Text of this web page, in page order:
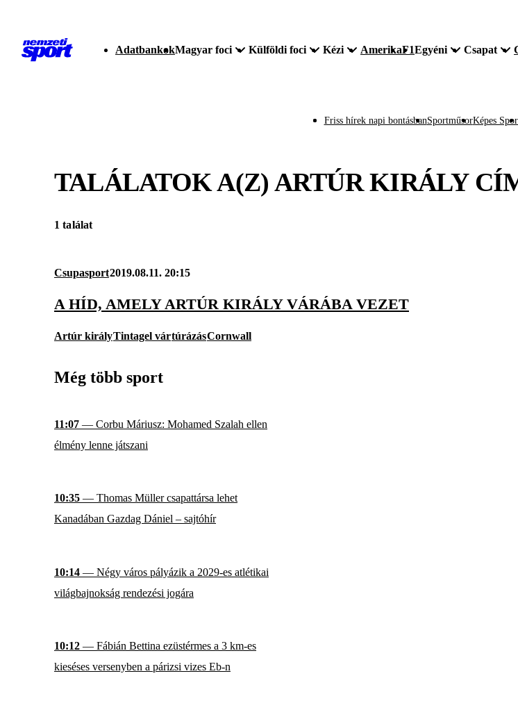
AdatbankokMagyar foci Külföldi foci Kézi AmerikaF1Egyéni Csapat
Friss hírek napi bontásbanSportműsorKépes
TALÁLATOK A(Z) ARTÚR KIRÁLY
1 találat
Csupasport2019.08.11. 20:15
A HÍD, AMELY ARTÚR KIRÁLY VÁRÁBA VEZET
Artúr királyTintagel vártúrázásCornwall
Még több sport
11:07 — Corbu Máriusz: Mohamed Szalah ellen
élmény lenne játszani
10:35 — Thomas Müller csapattársa lehet
Kanadában Gazdag Dániel – sajtóhír
10:14 — Négy város pályázik a 2029-es atlétikai
világbajnokság rendezési jogára
10:12 — Fábián Bettina ezüstérmes a 3 km-es
kieséses versenyben a párizsi vizes Eb-n